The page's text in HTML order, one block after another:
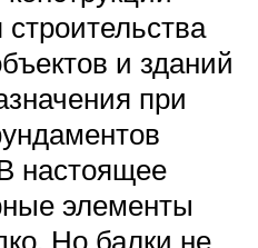
и зданий
при
настоящее
элементы
Но балки не